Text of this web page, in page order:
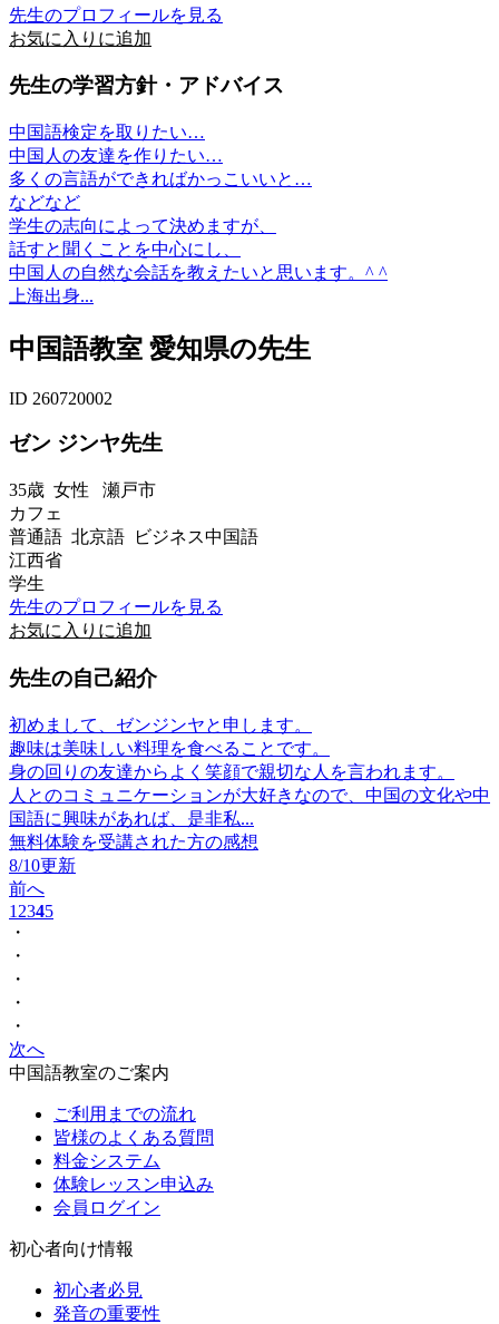
先生のプロフィールを見る
お気に入りに追加
先生の学習方針・アドバイス
中国語検定を取りたい…
中国人の友達を作りたい…
多くの言語ができればかっこいいと…
などなど
学生の志向によって決めますが、
話すと聞くことを中心にし、
中国人の自然な会話を教えたいと思います。^ ^
上海出身...
中国語教室 愛知県の先生
ID 260720002
ゼン ジンヤ先生
35歳 女性 瀬戸市
カフェ
普通語 北京語 ビジネス中国語
江西省
学生
先生のプロフィールを見る
お気に入りに追加
先生の自己紹介
初めまして、ゼンジンヤと申します。
趣味は美味しい料理を食べることです。
身の回りの友達からよく笑顔で親切な人を言われます。
人とのコミュニケーションが大好きなので、中国の文化や中
国語に興味があれば、是非私...
無料体験を受講された方の感想
8/10更新
前へ
1 2345
・
・
・
・
・
次へ
中国語教室のご案内
ご利用までの流れ
皆様のよくある質問
料金システム
体験レッスン申込み
会員ログイン
初心者向け情報
初心者必見
発音の重要性